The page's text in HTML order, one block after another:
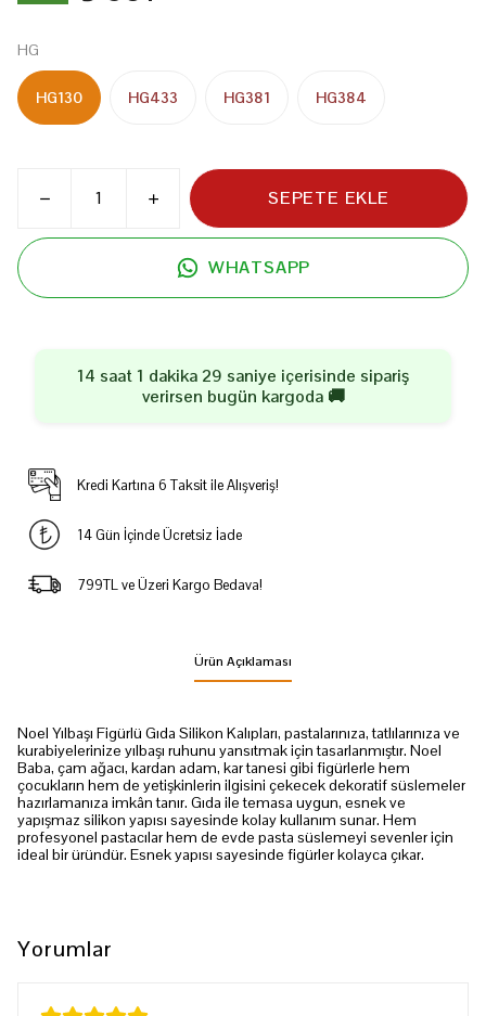
HG
HG130 HG433 HG381 HG384
SEPETE EKLE
WHATSAPP
14 saat 1 dakika 28 saniye içerisinde sipariş
verirsen bugün kargoda 🚚
Kredi Kartına 6 Taksit ile Alışveriş!
14 Gün İçinde Ücretsiz İade
799TL ve Üzeri Kargo Bedava!
Ürün Açıklaması
Noel Yılbaşı Figürlü Gıda Silikon Kalıpları, pastalarınıza, tatlılarınıza ve
kurabiyelerinize yılbaşı ruhunu yansıtmak için tasarlanmıştır. Noel
Baba, çam ağacı, kardan adam, kar tanesi gibi figürlerle hem
çocukların hem de yetişkinlerin ilgisini çekecek dekoratif süslemeler
hazırlamanıza imkân tanır. Gıda ile temasa uygun, esnek ve
yapışmaz silikon yapısı sayesinde kolay kullanım sunar. Hem
profesyonel pastacılar hem de evde pasta süslemeyi sevenler için
ideal bir üründür. Esnek yapısı sayesinde figürler kolayca çıkar.
Yorumlar